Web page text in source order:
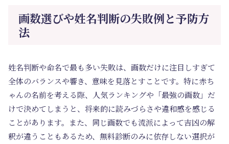
画数選びや姓名判断の失敗例と予防方
法
姓名判断や命名で最も多い失敗は、画数だけに注目しすぎて
全体のバランスや響き、意味を見落とすことです。特に赤ち
ゃんの名前を考える際、人気ランキングや「最強の画数」だ
けで決めてしまうと、将来的に読みづらさや違和感を感じる
ことがあります。また、同じ画数でも流派によって吉凶の解
釈が違うこともあるため、無料診断のみに依存しない選択が